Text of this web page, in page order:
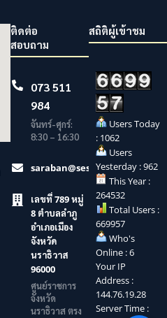
ติดต่อ
สอบถาม
073 511
984
จันทร์-ศุกร์:
8:30 – 16:30
saraban@sesaonara.go.th
เลขที่ 789 หมู่
8 ตำบลลำภู
อำเภอเมือง
จังหวัด
นราธิวาส
96000
ศูนย์ราชการ
จังหวัด
นราธิวาส ตรง
สถิติผู้เข้าชม
Users Today
: 1062
Users
Yesterday : 962
This Year :
264532
Total Users :
669957
Who's
Online : 6
Your IP
Address :
144.76.19.28
Server Time :